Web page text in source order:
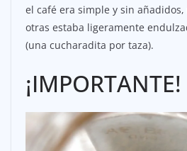
el café era simple y sin
otras estaba ligeramente
(una cucharadita por taza).
¡IMPORTANTE!